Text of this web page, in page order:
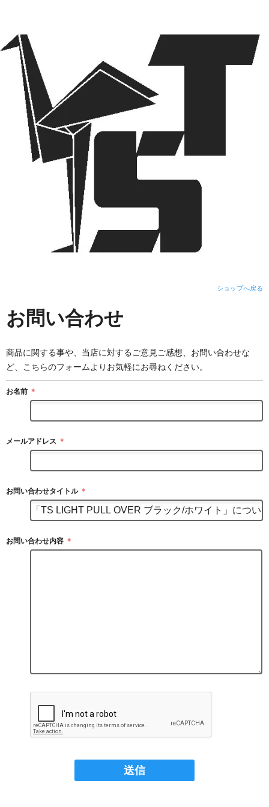
ショップへ戻る
お問い合わせ
商品に関する事や、当店に対するご意見ご感想、お問い合わせな
ど、こちらのフォームよりお気軽にお尋ねください。
お名前 ＊
メールアドレス ＊
お問い合わせタイトル ＊
お問い合わせ内容 ＊